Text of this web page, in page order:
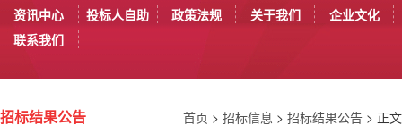
资讯中心
投标人自助 政策法规 关于我们
企业文化
联系我们
招标结果公告 首页 > 招标信息 > 招标结果公告 > 正文